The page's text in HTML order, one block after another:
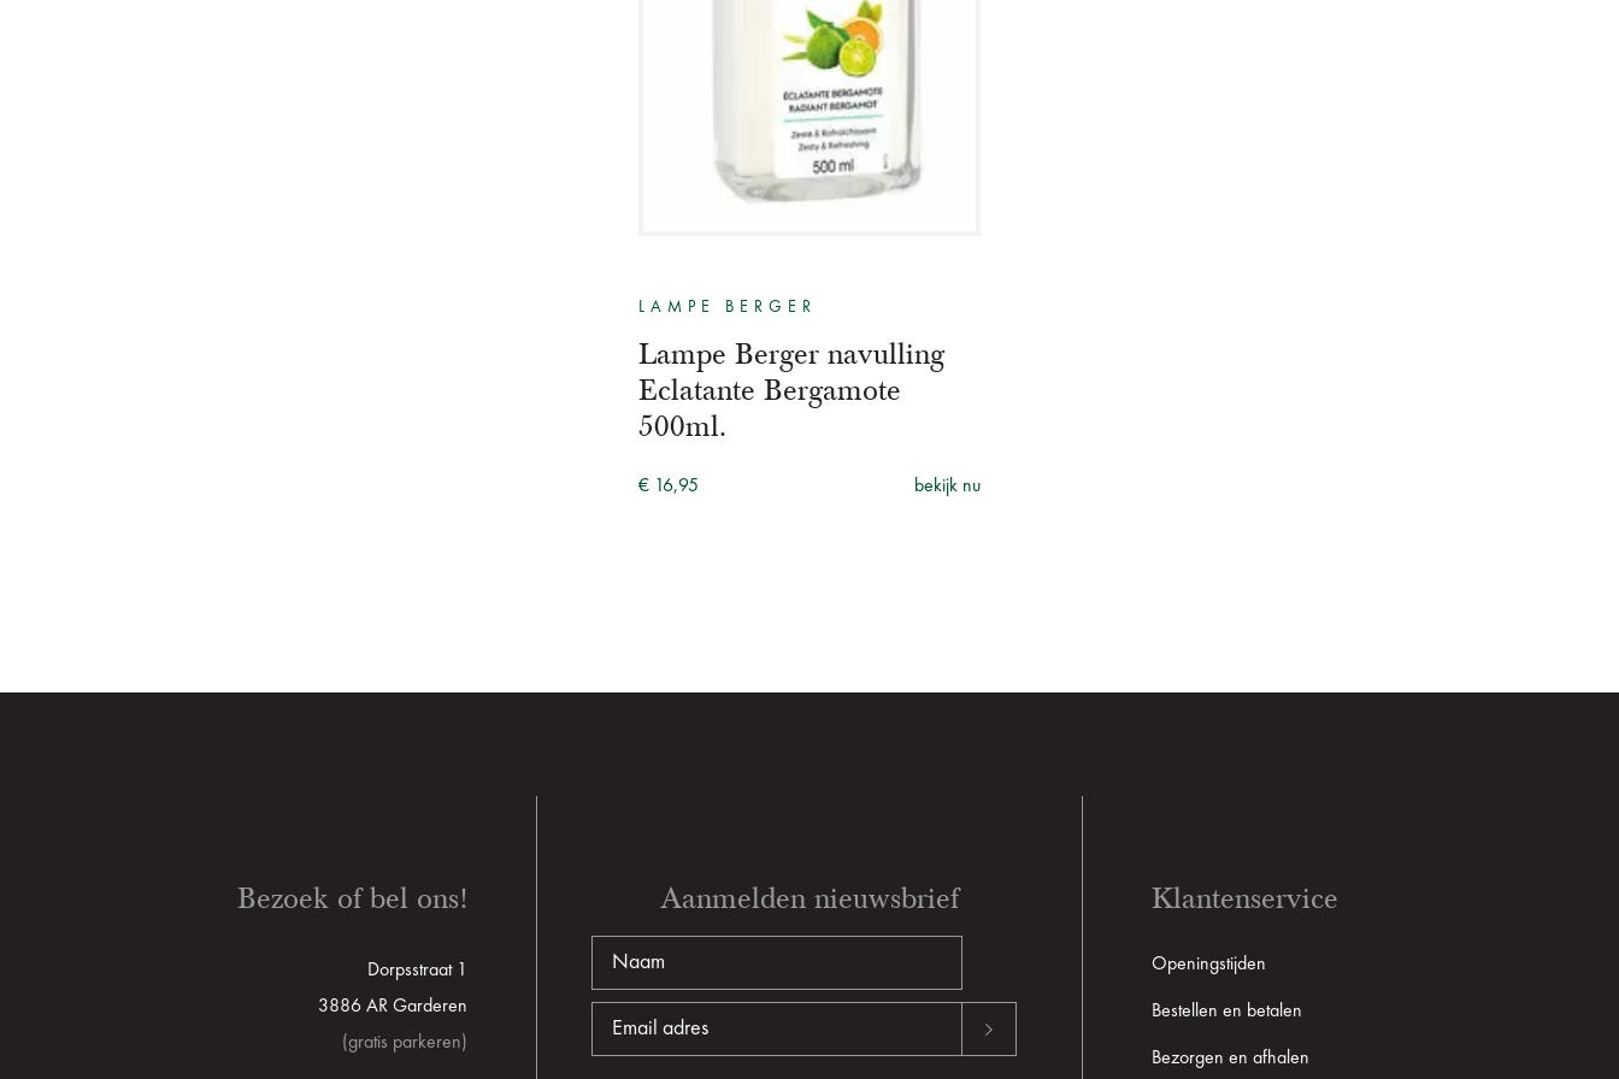
LAMPE BERGER
Lampe Berger navulling
Eclatante Bergamote
500ml.
€ 16,95 bekijk nu
Aanmelden nieuwsbrief
Bezoek of bel ons!
Dorpsstraat 1
3886 AR Garderen
(gratis parkeren)
Klantenservice
Openingstijden
Bestellen en betalen
Bezorgen en afhalen